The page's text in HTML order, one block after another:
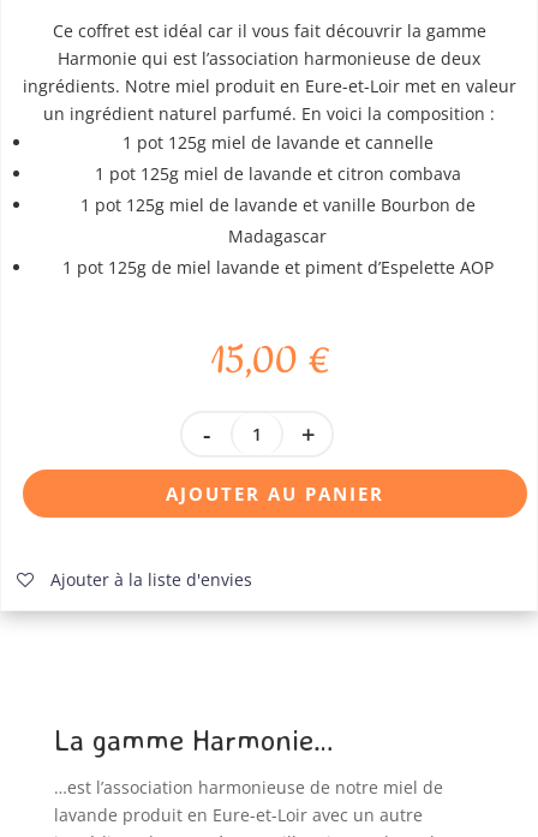
Ce coffret est idéal car il vous fait découvrir la gamme
Harmonie qui est l’association harmonieuse de deux
ingrédients. Notre miel produit en Eure-et-Loir met en valeur
un ingrédient naturel parfumé. En voici la composition :
1 pot 125g miel de lavande et cannelle
1 pot 125g miel de lavande et citron combava
1 pot 125g miel de lavande et vanille Bourbon de
Madagascar
1 pot 125g de miel lavande et piment d’Espelette AOP
15,00 €
quantité
AJOUTER AU PANIER
Ajouter à la liste d'envies
La gamme Harmonie…
…est l’association harmonieuse de notre miel de
lavande produit en Eure-et-Loir avec un autre